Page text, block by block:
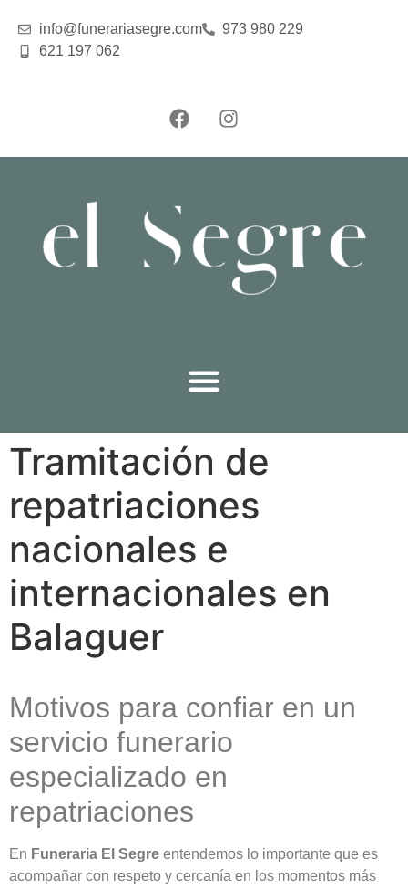
info@funerariasegre.com
973 980 229
621 197 062
Tramitación de
repatriaciones
nacionales e
internacionales en
Balaguer
Motivos para confiar en un
servicio funerario
especializado en
repatriaciones
En Funeraria El Segre entendemos lo importante que es
acompañar con respeto y cercanía en los momentos más